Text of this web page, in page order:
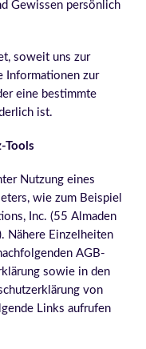
Gewissen persönlich
soweit uns zur
Informationen zur
eine bestimmte
ist.
Tools
Nutzung eines
wie zum Beispiel
Inc. (55 Almaden
Nähere Einzelheiten
AGB-
sowie in den
von
Links aufrufen